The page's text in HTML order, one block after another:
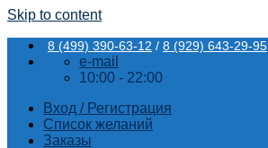
Skip to content
8 (499) 390-63-12 / 8 (929) 643-29-95
e-mail
10:00 - 22:00
Вход / Регистрация
Список желаний
Заказы